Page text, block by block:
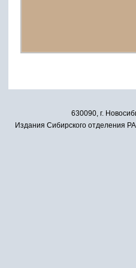
630090, г.
Издания Сибирского отделения